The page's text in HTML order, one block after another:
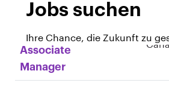
Jobs suchen
Ihre Chance, die Zukunft zu
Health & Benefits
Consulting
Associate
Manager